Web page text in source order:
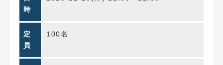
時
定
員
100名